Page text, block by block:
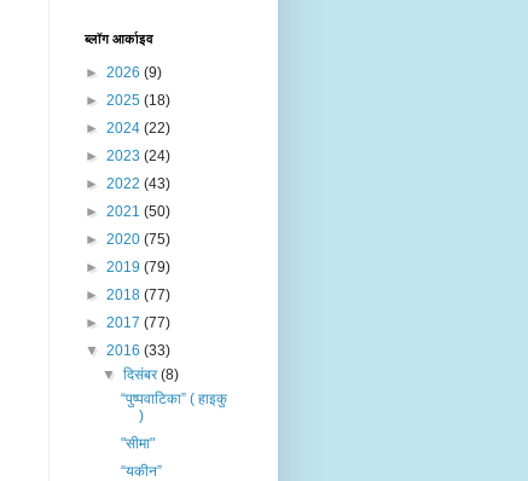
ब्लॉग आर्काइव
► 2026 (9)
► 2025 (18)
► 2024 (22)
► 2023 (24)
► 2022 (43)
► 2021 (50)
► 2020 (75)
► 2019 (79)
► 2018 (77)
► 2017 (77)
▼ 2016 (33)
▼दिसंबर(8)
“पुष्पवाटिका” ( हाइकु
)
"सीमा"
“यकीन”